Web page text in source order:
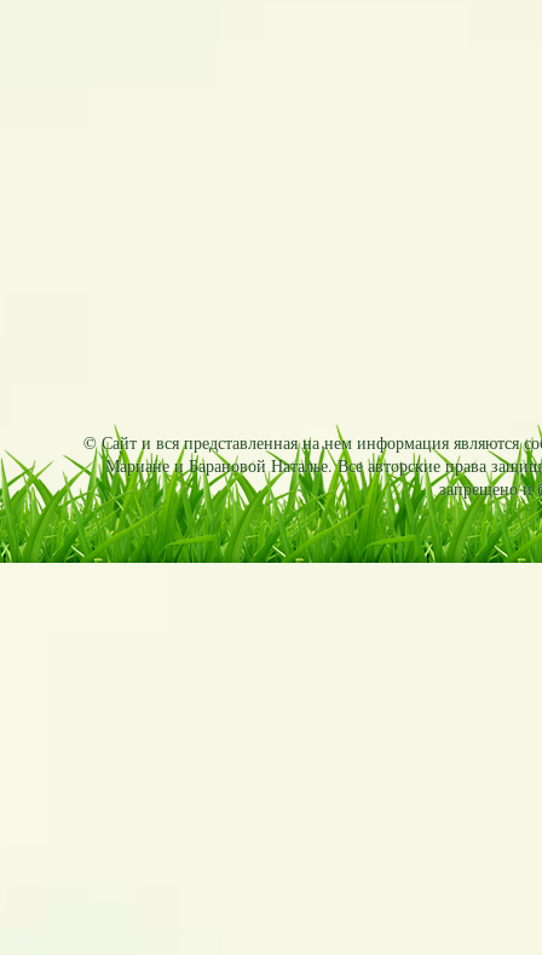
© Сайт и вся представленная на нем информация являются
Мариане и Барановой Наталье. Все авторские права
запрещено и